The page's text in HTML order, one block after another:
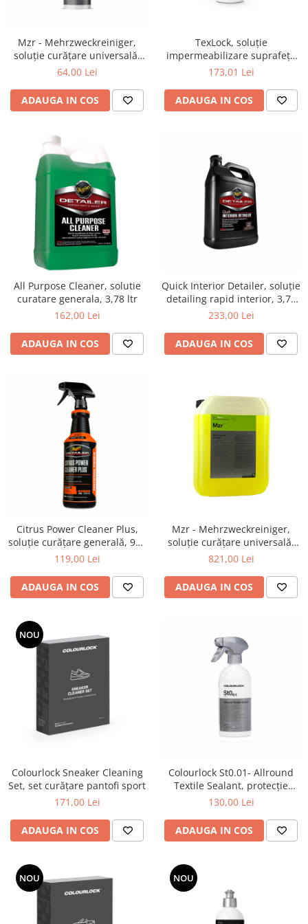
Protecție vopsea
Ceară
Ceramică
Plastic, Cauciuc exterior
Odorizante, A/C
Detailing rapid
Protectie piele
Protecție respiratorie
Vopsire
Pahare de amestec
Filtre cabina vopsit
Lămpi de lucru
Suflante
Nebulizatoare, Spumante
Spălare cu presiune
Piese de schimb, Consumabile
Mzr - Mehrzweckreiniger,
soluție curățare universală,
64,00 Lei
ADAUGA IN COS
TexLock, soluție
impermeabilizare suprafețe
textile, 500 ml.
173,01 Lei
ADAUGA IN COS
All Purpose Cleaner, solutie
curatare generala, 3,78 ltr
162,00 Lei
ADAUGA IN COS
Quick Interior Detailer, soluție
detailing rapid interior, 3,78
ltr
233,00 Lei
ADAUGA IN COS
Citrus Power Cleaner Plus,
soluție curățare generală, 946
ml
119,00 Lei
ADAUGA IN COS
Mzr - Mehrzweckreiniger,
soluție curățare universală,
concentrată, 21 kg
821,00 Lei
ADAUGA IN COS
NOU
Colourlock Sneaker Cleaning
Set, set curățare pantofi sport
171,00 Lei
ADAUGA IN COS
Colourlock St0.01- Allround
Textile Sealant, protecție
suprafețe textile, 500 ml
130,00 Lei
ADAUGA IN COS
NOU NOU